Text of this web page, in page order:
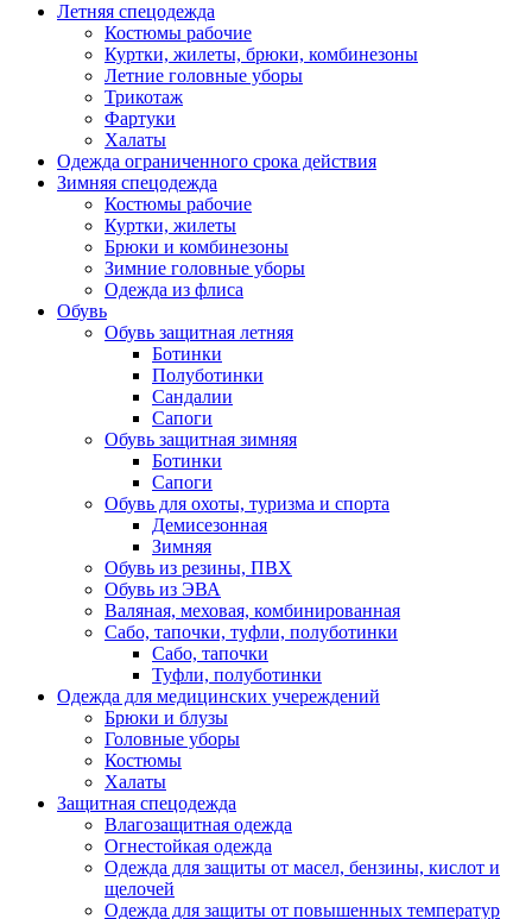
Летняя спецодежда
Костюмы рабочие
Куртки, жилеты, брюки, комбинезоны
Летние головные уборы
Трикотаж
Фартуки
Халаты
Одежда ограниченного срока действия
Зимняя спецодежда
Костюмы рабочие
Куртки, жилеты
Брюки и комбинезоны
Зимние головные уборы
Одежда из флиса
Обувь
Обувь защитная летняя
Ботинки
Полуботинки
Сандалии
Сапоги
Обувь защитная зимняя
Ботинки
Сапоги
Обувь для охоты, туризма и спорта
Демисезонная
Зимняя
Обувь из резины, ПВХ
Обувь из ЭВА
Валяная, меховая, комбинированная
Сабо, тапочки, туфли, полуботинки
Сабо, тапочки
Туфли, полуботинки
Одежда для медицинских учереждений
Брюки и блузы
Головные уборы
Костюмы
Халаты
Защитная спецодежда
Влагозащитная одежда
Огнестойкая одежда
Одежда для защиты от масел, бензины, кислот и
щелочей
Одежда для защиты от повышенных температур